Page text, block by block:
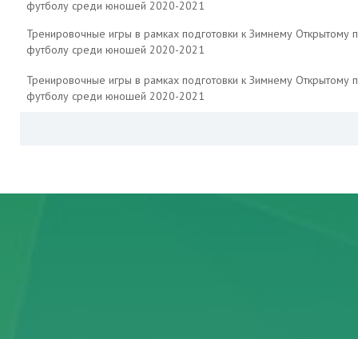
футболу среди юношей 2020-2021
Тренировочные игры в рамках подготовки к Зимнему Открытому
футболу среди юношей 2020-2021
Тренировочные игры в рамках подготовки к Зимнему Открытому
футболу среди юношей 2020-2021